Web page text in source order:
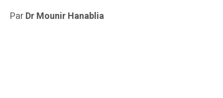
ParDr Mounir Hanablia